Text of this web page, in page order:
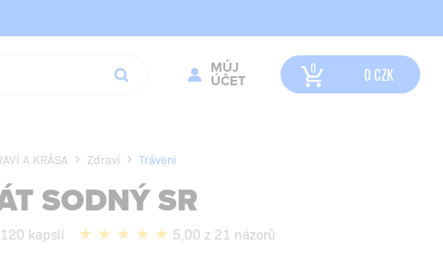
MŮJ
ÚČET
0 CZK
A KRÁSA Zdraví Trávení
SODNÝ SR
120 kapslí 5,00 z 21 názorů